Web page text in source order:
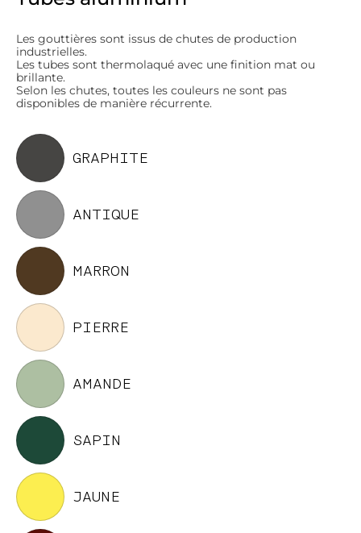
Les gouttières sont issus de chutes de production
industrielles.
Les tubes sont thermolaqué avec une finition mat ou
brillante.
Selon les chutes, toutes les couleurs ne sont pas
disponibles de manière récurrente.
GRAPHITE
ANTIQUE
MARRON
PIERRE
AMANDE
SAPIN
JAUNE